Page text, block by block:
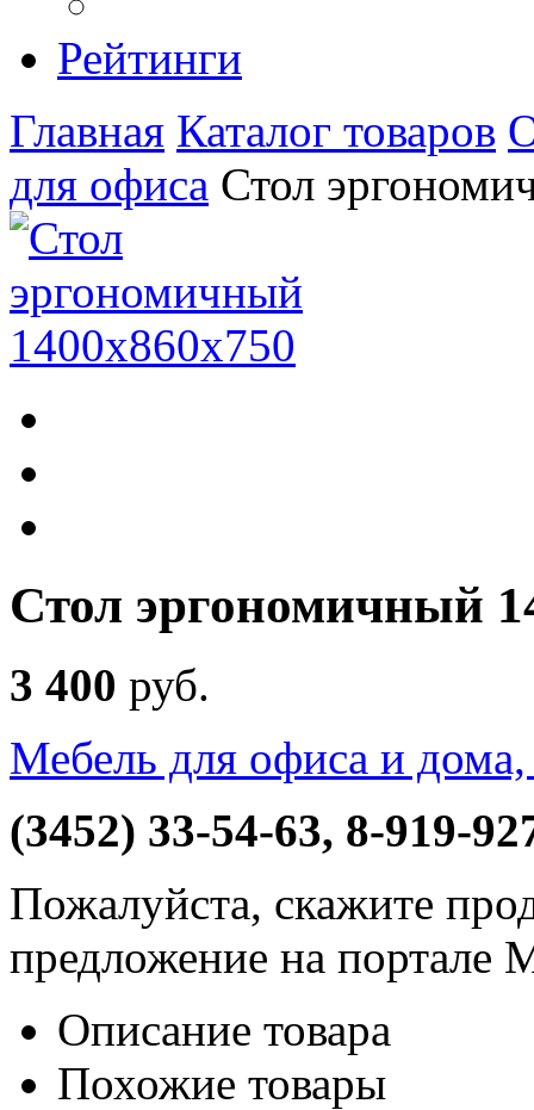
Рейтинги
Главная Каталог товаров
для офиса Стол
Стол эргономичный
3 400 руб.
Мебель для офиса и дома,
(3452) 33-54-63, 8-919-
Пожалуйста, скажите
предложение на портале
Описание товара
Похожие товары